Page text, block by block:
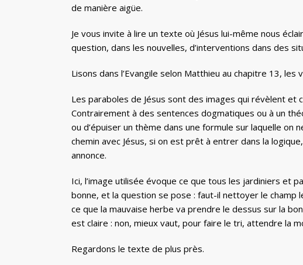
de manière aigüe.
Je vous invite à lire un texte où Jésus lui-même nous
question, dans les nouvelles, d’interventions dans des
Lisons dans l’Evangile selon Matthieu au chapitre 13, les
Les paraboles de Jésus sont des images qui révèlent et
Contrairement à des sentences dogmatiques ou à un
ou d’épuiser un thème dans une formule sur laquelle on
chemin avec Jésus, si on est prêt à entrer dans la
annonce.
Ici, l’image utilisée évoque ce que tous les jardiniers et
bonne, et la question se pose : faut-il nettoyer le
ce que la mauvaise herbe va prendre le dessus sur la
est claire : non, mieux vaut, pour faire le tri, attendre la
Regardons le texte de plus près.